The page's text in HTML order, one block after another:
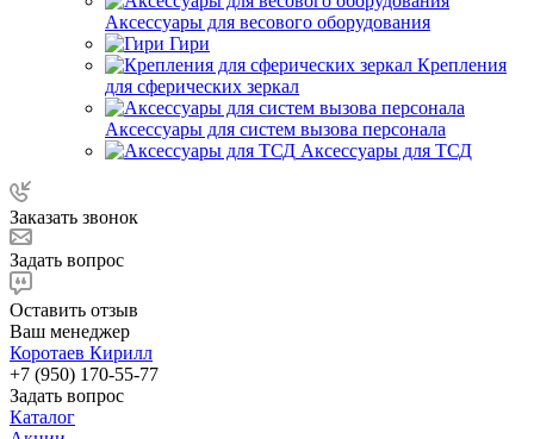
Аксессуары для весового оборудования
Гири
Крепления
для сферических зеркал
Аксессуары для систем вызова персонала
Аксессуары для ТСД
Заказать звонок
Задать вопрос
Оставить отзыв
Ваш менеджер
Коротаев Кирилл
+7 (950) 170-55-77
Задать вопрос
Каталог